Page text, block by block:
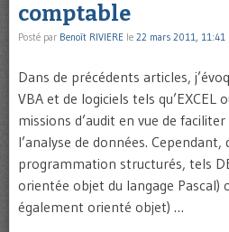
comptable
Posté par Benoît RIVIERE le 22 mars 2011, 11:41
Dans de précédents articles,
VBA et de logiciels tels qu’EXCEL
missions d’audit en vue de
l’analyse de données. Cependant,
programmation structurés, tels
orientée objet du langage Pascal)
également orienté objet) …